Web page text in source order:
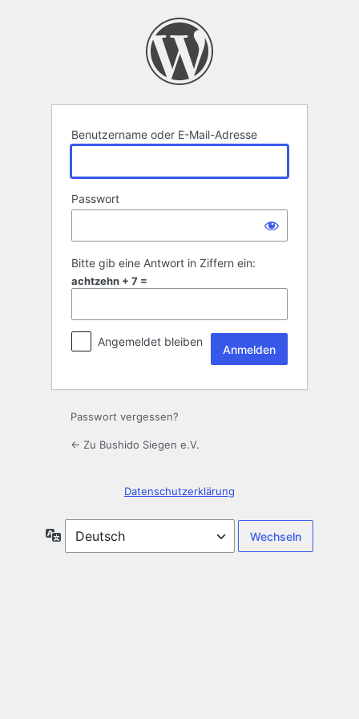
Benutzername oder E-Mail-Adresse
Passwort
Bitte gib eine Antwort in Ziffern ein:
achtzehn + 7 =
Angemeldet bleiben
Passwort vergessen?
← Zu Bushido Siegen e.V.
Datenschutzerklärung
Sprache